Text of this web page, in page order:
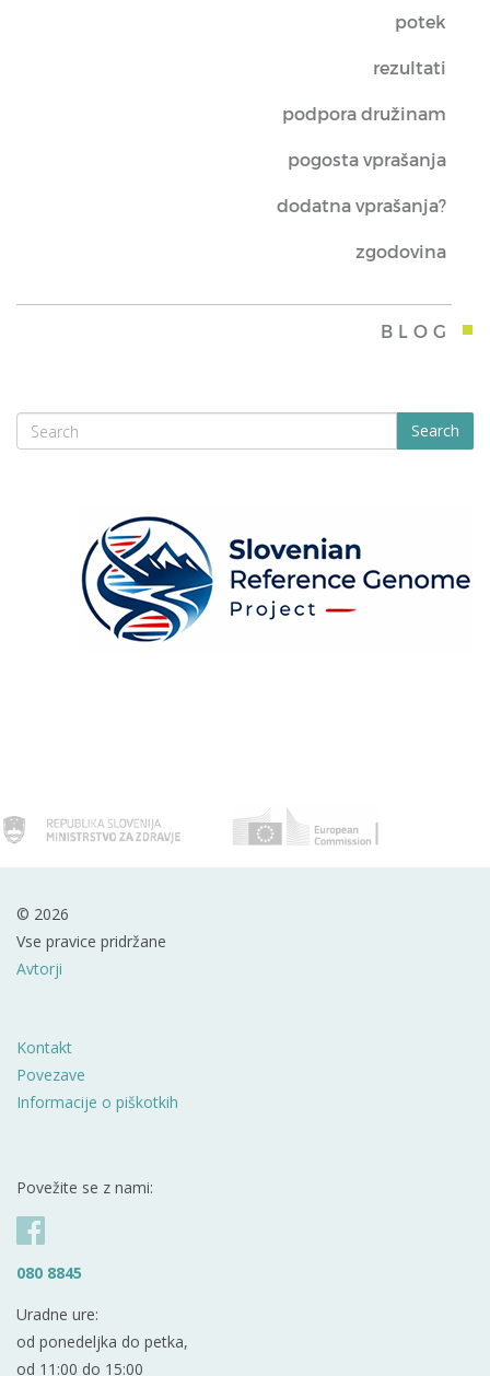
potek
rezultati
podpora družinam
pogosta vprašanja
dodatna vprašanja?
zgodovina
BLOG
Search
© 2026
Vse pravice pridržane
Avtorji
Kontakt
Povezave
Informacije o piškotkih
Povežite se z nami:
080 8845
Uradne ure:
od ponedeljka do petka,
od 11:00 do 15:00